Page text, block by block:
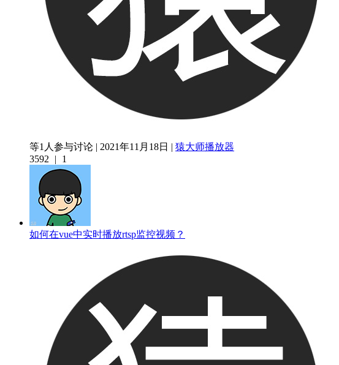
等1人参与讨论 | 2021年11月18日 | 猿大师播放器
3592
| 1
如何在vue中实时播放rtsp监控视频？